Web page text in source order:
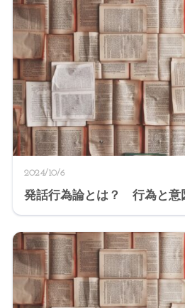
2024/10/6
発話行為論とは？ 行為と意